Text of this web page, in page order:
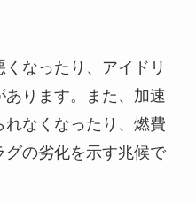
なったり、アイドリ
ります。また、加速
なくなったり、燃費
の劣化を示す兆候で